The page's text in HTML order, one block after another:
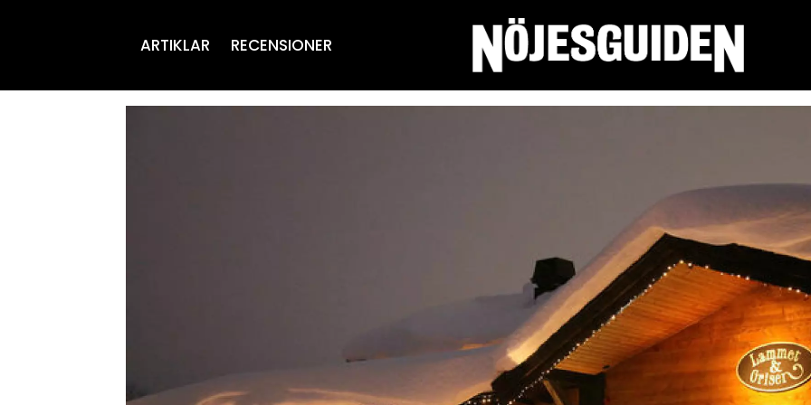
ARTIKLAR RECENSIONER